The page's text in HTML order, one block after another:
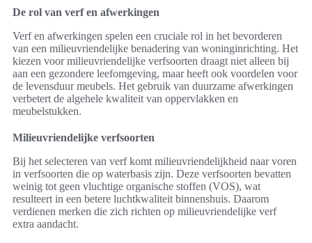
De rol van verf en afwerkingen
Verf en afwerkingen spelen een cruciale rol in het bevorderen
van een milieuvriendelijke benadering van woninginrichting. Het
kiezen voor milieuvriendelijke verfsoorten draagt niet alleen bij
aan een gezondere leefomgeving, maar heeft ook voordelen voor
de levensduur meubels. Het gebruik van duurzame afwerkingen
verbetert de algehele kwaliteit van oppervlakken en
meubelstukken.
Milieuvriendelijke verfsoorten
Bij het selecteren van verf komt milieuvriendelijkheid naar voren
in verfsoorten die op waterbasis zijn. Deze verfsoorten bevatten
weinig tot geen vluchtige organische stoffen (VOS), wat
resulteert in een betere luchtkwaliteit binnenshuis. Daarom
verdienen merken die zich richten op milieuvriendelijke verf
extra aandacht.